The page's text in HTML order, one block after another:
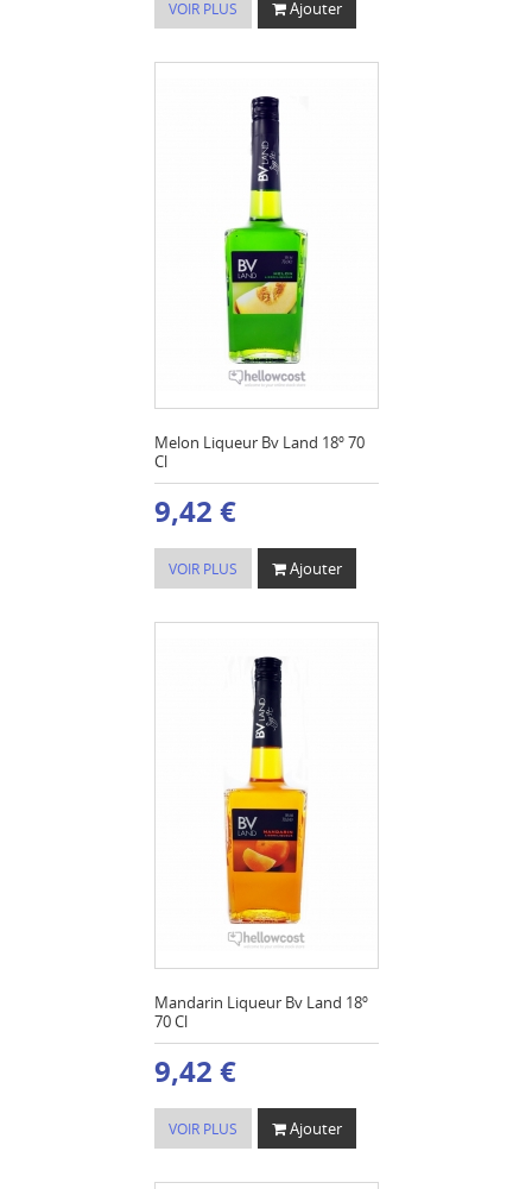
VOIR PLUS Ajouter
Melon Liqueur Bv Land 18º 70
Cl
9,42 €
VOIR PLUS Ajouter
Mandarin Liqueur Bv Land 18º
70 Cl
9,42 €
VOIR PLUS Ajouter